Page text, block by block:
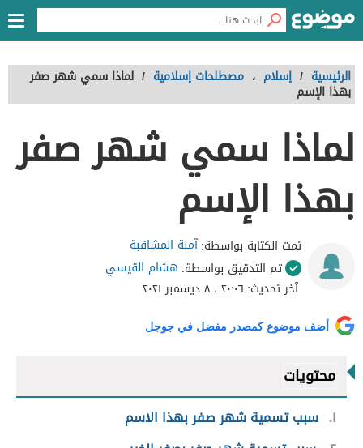
الرئيسية / إسلام ، مصطلحات إسلامية / لماذا سمي شهر صفر
بهذا الإسم
لماذا سمي شهر صفر
بهذا الإسم
تمت الكتابة بواسطة:آمنة المشاقبة
تم التدقيق بواسطة: هشام القيسي
آخر تحديث: ٢٠:٠٦ ، ٨ ديسمبر ٢٠٢١
أضف موضوع كمصدر مفضل في جوجل
محتويات
١ سبب تسمية شهر صفر بهذا الاسم